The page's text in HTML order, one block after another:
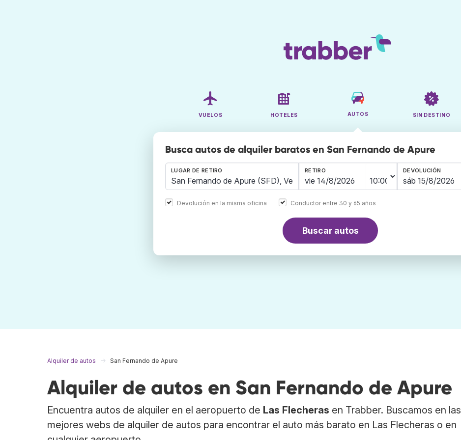
VUELOS HOTELES AUTOS SIN DESTINO
Busca autos de alquiler baratos en San Fernando de Apure
LUGAR DE RETIRO RETIRO DEVOLUCIÓN
Devolución en la misma oficina Conductor entre 30 y 65 años
Buscar autos
Alquiler de autos San Fernando de Apure
Alquiler de autos en San Fernando de Apure
Encuentra autos de alquiler en el aeropuerto de Las Flecheras en Trabber. Buscamos en las
mejores webs de alquiler de autos para encontrar el auto más barato en Las Flecheras o en